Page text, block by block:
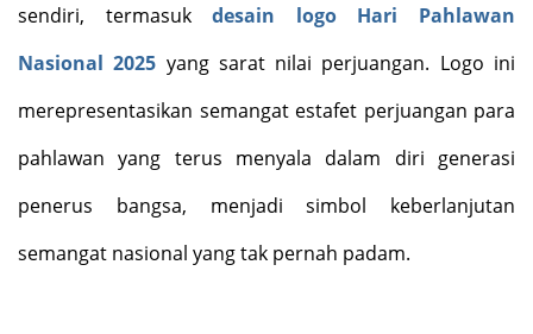
sendiri, termasukdesain logo Hari Pahlawan
Nasional 2025 yang sarat nilai perjuangan. Logo ini
merepresentasikan semangat estafet perjuangan para
pahlawan yang terus menyala dalam diri generasi
penerus bangsa, menjadi simbol keberlanjutan
semangat nasional yang tak pernah padam.